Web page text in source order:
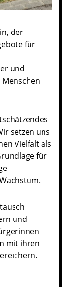
der
für
und
setzen uns
Vielfalt als
für
und
mit ihren